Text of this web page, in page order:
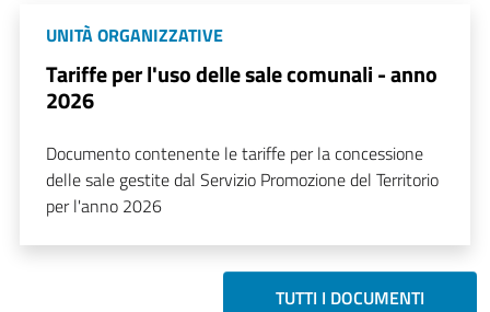
UNITÀ ORGANIZZATIVE
Tariffe per l'uso delle sale comunali - anno
2026
Documento contenente le tariffe per la concessione
delle sale gestite dal Servizio Promozione del Territorio
per l'anno 2026
TUTTI I DOCUMENTI